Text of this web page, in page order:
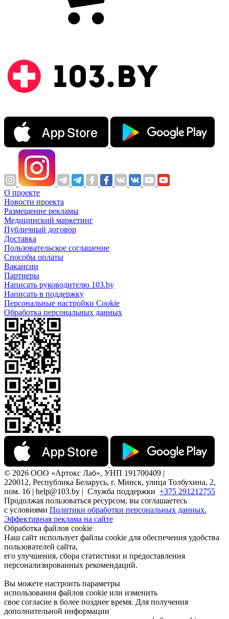
О проекте
Новости проекта
Размещение рекламы
Медицинский маркетинг
Публичный договор
Доставка
Пользовательское соглашение
Способы оплаты
Вакансии
Партнеры
Написать руководителю 103.by
Написать в поддержку
Персональные настройки Cookie
Обработка персональных данных
© 2026 ООО «Артокс Лаб», УНП 191700409 |
220012, Республика Беларусь, г. Минск, улица Толбухина, 2,
пом. 16 | help@103.by | Служба поддержки +375 291212755
Продолжая пользоваться ресурсом, вы соглашаетесь
с условиями Политики обработки персональных данных.
Эффективная реклама на сайте
Обработка файлов cookie
Наш сайт использует файлы cookie для обеспечения удобства
пользователей сайта,
его улучшения, сбора статистики и предоставления
персонализированных рекомендаций.
Вы можете настроить параметры
использования файлов cookie или изменить
свое согласие в более позднее время. Для получения
дополнительной информации